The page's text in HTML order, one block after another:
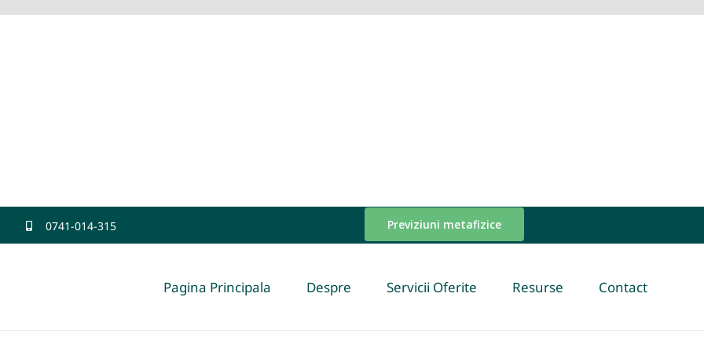
0741-014-315 Previziuni metafizice
Pagina Principala Despre Servicii Oferite Resurse Contact